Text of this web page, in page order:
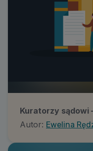
Kuratorzy sądowi
Autor: Ewelina